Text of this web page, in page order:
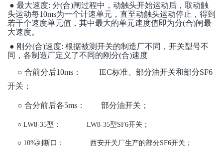
● 最大速度: 分(合)闸过程中，动触头开始运动后，取动触
头运动每10ms为一个计速单元，直至动触头运动停止，得到
若干个速度单元值，其中最大的单元速度值即为分(合)闸最
大速度。
● 刚分(合)速度: 根据被测开关的制造厂不同，开关型号不
同，各制造厂定义了不同的刚分(合)速度
○ 合前分后10ms： IEC标准、部分油开关和部分SF6
开关；
○ 合分前后各5ms： 部分油开关；
○ LW8-35型： LW8-35型SF6开关；
○ 10%到断口： 西安开关厂生产的部分SF6开关；